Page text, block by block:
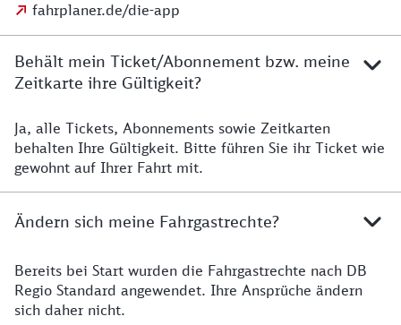
fahrplaner.de/die-app
Behält mein Ticket/Abonnement bzw. meine
Zeitkarte ihre Gültigkeit?
Details zur Zeitkarte
Ja, alle Tickets, Abonnements sowie Zeitkarten
behalten Ihre Gültigkeit. Bitte führen Sie ihr Ticket wie
gewohnt auf Ihrer Fahrt mit.
Ändern sich meine Fahrgastrechte?
Details zu Fahrgastrechten
Bereits bei Start wurden die Fahrgastrechte nach DB
Regio Standard angewendet. Ihre Ansprüche ändern
sich daher nicht.